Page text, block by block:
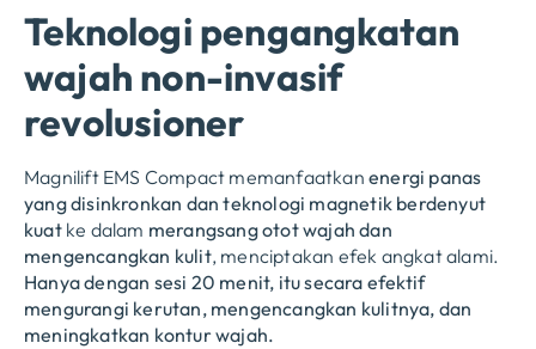
Teknologi pengangkatan
wajah non-invasif
revolusioner
Magnilift EMS Compact memanfaatkan energi panas
yang disinkronkan dan teknologi magnetik berdenyut
kuatke dalam merangsang otot wajah dan
mengencangkan kulit, menciptakan efek angkat alami.
Hanya dengan sesi 20 menit, itu secara efektif
mengurangi kerutan, mengencangkan kulitnya, dan
meningkatkan kontur wajah.